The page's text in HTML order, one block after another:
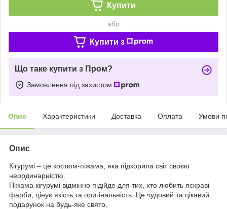
Купити
або
Купити з
Що таке купити з Пром?
Замовлення під захистом
Опис Характеристики Доставка Оплата Умови
Опис
Кігурумі – це костюм-піжама, яка підкорила світ своєю
неординарністю.
Піжама кігурумі відмінно підійде для тих, хто любить яскраві
фарби, цінує якість та оригінальність. Це чудовий та цікавий
подарунок на будь-яке свято.